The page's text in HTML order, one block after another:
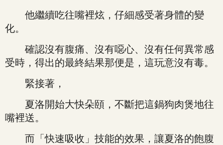
他繼續吃往嘴裡炫，仔細感受著身體的變
化。
確認沒有腹痛、沒有噁心、沒有任何異常感
受時，得出的最終結果那便是，這玩意沒有毒。
緊接著，
夏洛開始大快朵頤，不斷把這鍋狗肉煲地往
嘴裡送。
而「快速吸收」技能的效果，讓夏洛的飽腹